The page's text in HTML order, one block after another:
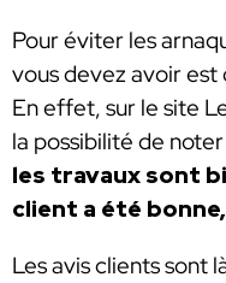
Pour éviter les
vous devez avoir est
En effet, sur le site
la possibilité de
les travaux sont
client a été
Les avis clients sont